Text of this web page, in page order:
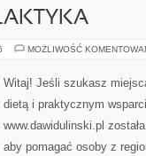
MOŻLIWOŚĆ
Witaj! Jeśli szukasz
dietą i praktycznym
www.dawidulinski.pl
aby pomagać osoby z